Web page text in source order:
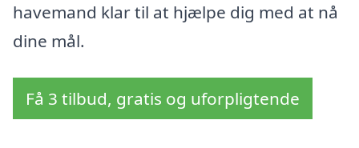
havemand klar til at hjælpe dig med at nå
dine mål.
Få 3 tilbud, gratis og uforpligtende